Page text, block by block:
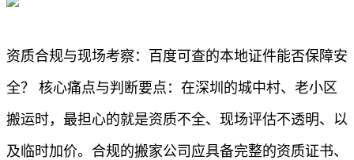
资质合规与现场考察：百度可查的本地证件能否保障安
全？ 核心痛点与判断要点：在深圳的城中村、老小区
搬运时，最担心的就是资质不全、现场评估不透明、以
及临时加价。合规的搬家公司应具备完整的资质证书、